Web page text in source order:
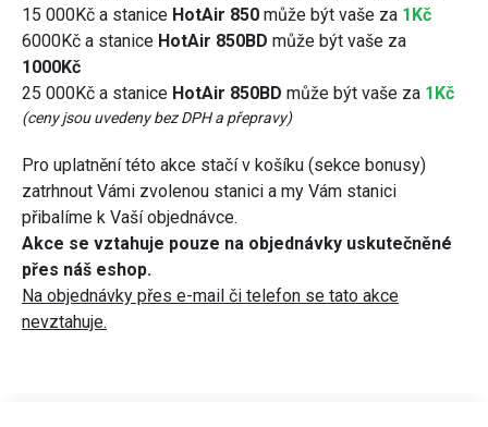
15 000Kč a stanice HotAir 850 může být vaše za 1Kč
6000Kč a stanice HotAir 850BD může být vaše za
1000Kč
25 000Kč a stanice HotAir 850BD může být vaše za 1Kč
(ceny jsou uvedeny bez DPH a přepravy)
Pro uplatnění této akce stačí v košíku (sekce bonusy)
zatrhnout Vámi zvolenou stanici a my Vám stanici
přibalíme k Vaší objednávce.
Akce se vztahuje pouze na objednávky uskutečněné
přes náš eshop.
Na objednávky přes e-mail či telefon se tato akce
nevztahuje.